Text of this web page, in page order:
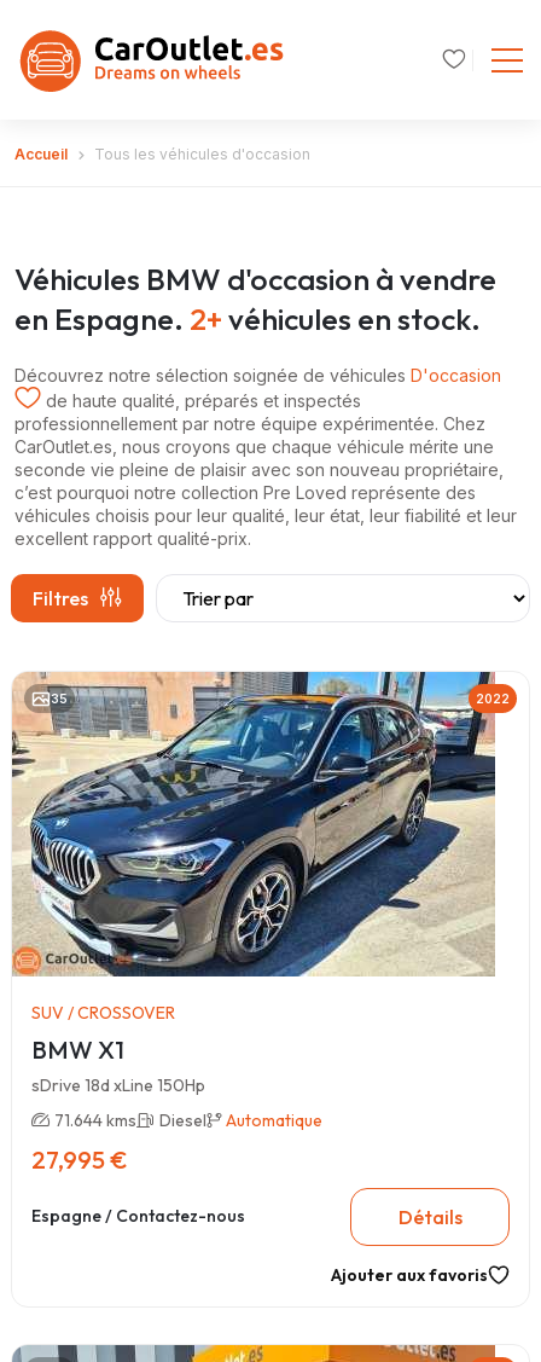
Accueil Tous les véhicules d'occasion
Véhicules BMW d'occasion à vendre
en Espagne. 2+véhicules en stock.
Découvrez notre sélection soignée de véhicules D'occasion
de haute qualité, préparés et inspectés
professionnellement par notre équipe expérimentée. Chez
CarOutlet.es, nous croyons que chaque véhicule mérite une
seconde vie pleine de plaisir avec son nouveau propriétaire,
c’est pourquoi notre collection Pre Loved représente des
véhicules choisis pour leur qualité, leur état, leur fiabilité et leur
excellent rapport qualité-prix.
Filtres
35 2022
SUV / CROSSOVER
BMW X1
sDrive 18d xLine 150Hp
71.644 kms
Diesel Automatique
27,995 €
Espagne / Contactez-nous Détails
Ajouter aux favoris